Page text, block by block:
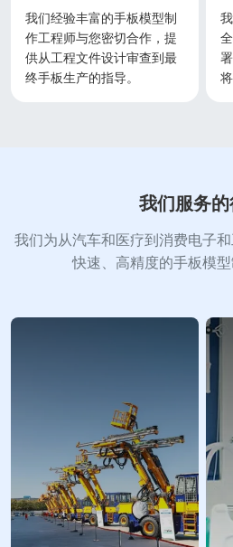
我们经验丰富的手板模型制
作工程师与您密切合作，提
供从工程文件设计审查到最
终手板生产的指导。
我们服务
我们为从汽车和医疗到消费电子
快速、高精度的手板模型